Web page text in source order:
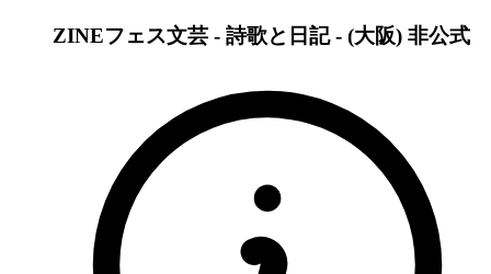
ZINEフェス文芸 - 詩歌と日記 - (大阪) 非公式